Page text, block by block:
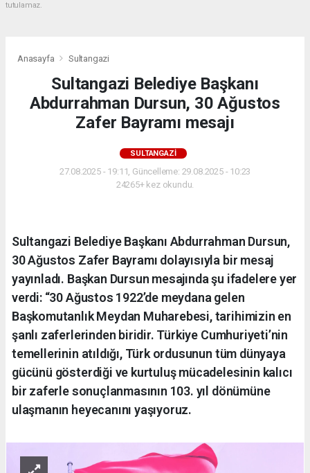
tutulamaz.
Anasayfa Sultangazi
Sultangazi Belediye Başkanı
Abdurrahman Dursun, 30 Ağustos
Zafer Bayramı mesajı
SULTANGAZI
27.08.2025 - 19:11, Güncelleme: 29.08.2025 - 10:23
24265+ kez okundu.
Sultangazi Belediye Başkanı Abdurrahman Dursun,
30 Ağustos Zafer Bayramı dolayısıyla bir mesaj
yayınladı. Başkan Dursun mesajında şu ifadelere yer
verdi: “30 Ağustos 1922’de meydana gelen
Başkomutanlık Meydan Muharebesi, tarihimizin en
şanlı zaferlerinden biridir. Türkiye Cumhuriyeti’nin
temellerinin atıldığı, Türk ordusunun tüm dünyaya
gücünü gösterdiği ve kurtuluş mücadelesinin kalıcı
bir zaferle sonuçlanmasının 103. yıl dönümüne
ulaşmanın heyecanını yaşıyoruz.